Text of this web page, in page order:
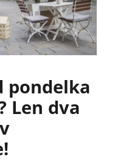
pondelka
Len dva